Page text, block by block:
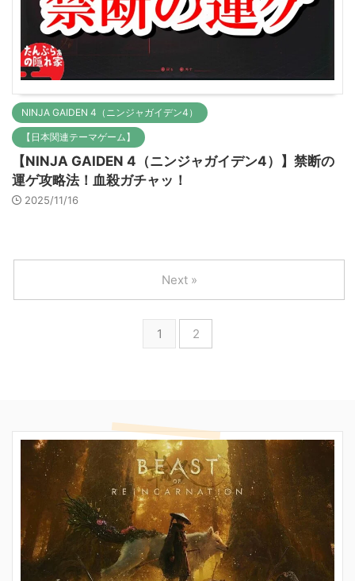
NINJA GAIDEN 4（ニンジャガイデン4）
【日本関連テーマゲーム】
【NINJA GAIDEN 4（ニンジャガイデン4）】禁断の
運ゲ攻略法！血殺ガチャッ！
2025/11/16
1 2
Next »